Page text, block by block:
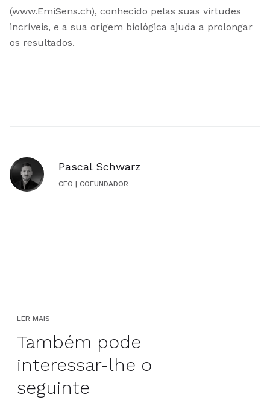
(www.EmiSens.ch), conhecido pelas suas virtudes
incríveis, e a sua origem biológica ajuda a prolongar
os resultados.
Pascal Schwarz
CEO | COFUNDADOR
LER MAIS
Também pode
interessar-lhe o
seguinte